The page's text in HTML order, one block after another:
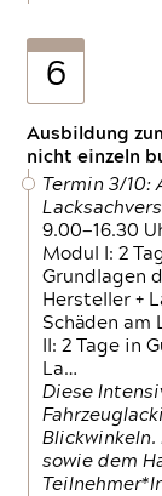
6
Ausbildung
nicht einzeln
Termin 3/10:
9.00—16.30
Modul I: 2
Grundlagen
Hersteller +
Schäden am
II: 2 Tage in
La…
Diese
sowie dem